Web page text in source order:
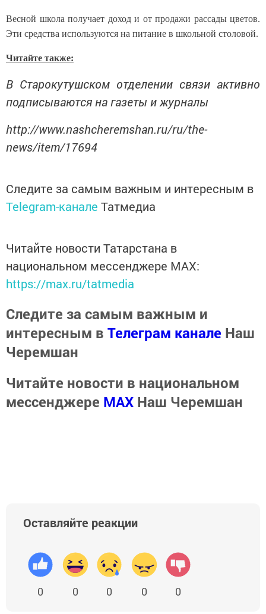
Весной школа получает доход и от продажи рассады цветов.
Эти средства используются на питание в школьной столовой.
Читайте также:
В Старокутушском отделении связи активно
подписываются на газеты и журналы
http://www.nashcheremshan.ru/ru/the-
news/item/17694
Следите за самым важным и интересным в
Telegram-канале Татмедиа
Читайте новости Татарстана в
национальном мессенджере MАХ:
https://max.ru/tatmedia
Следите за самым важным и
интересным в Телеграм канале Наш
Черемшан
Читайте новости в национальном
мессенджере MАХ Наш Черемшан
Оставляйте реакции
0 0 0 0 0